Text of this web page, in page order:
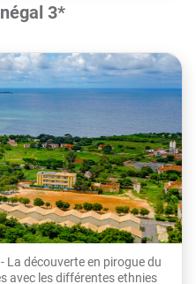
3*
- La découverte en pirogue du
avec les différentes ethnies